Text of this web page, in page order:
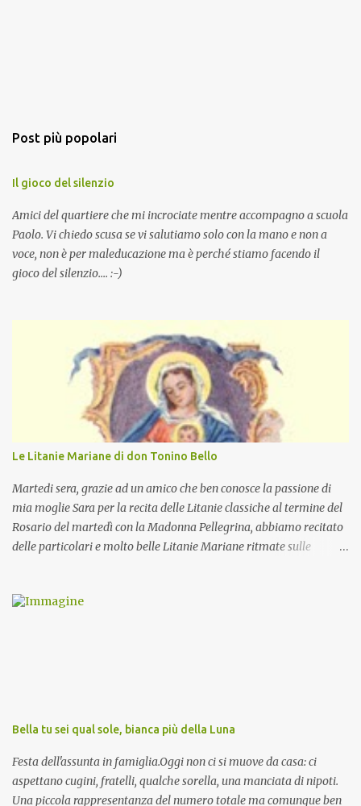
Post più popolari
Il gioco del silenzio
Amici del quartiere che mi incrociate mentre accompagno a scuola
Paolo. Vi chiedo scusa se vi salutiamo solo con la mano e non a
voce, non è per maleducazione ma è perché stiamo facendo il
gioco del silenzio.... :-)
Le Litanie Mariane di don Tonino Bello
Martedi sera, grazie ad un amico che ben conosce la passione di
mia moglie Sara per la recita delle Litanie classiche al termine del
Rosario del martedì con la Madonna Pellegrina, abbiamo recitato
delle particolari e molto belle Litanie Mariane ritmate sulle
preghiera.
Bella tu sei qual sole, bianca più della Luna
Festa dell'assunta in famiglia.Oggi non ci si muove da casa: ci
aspettano cugini, fratelli, qualche sorella, una manciata di nipoti.
Una piccola rappresentanza del numero totale ma comunque ben